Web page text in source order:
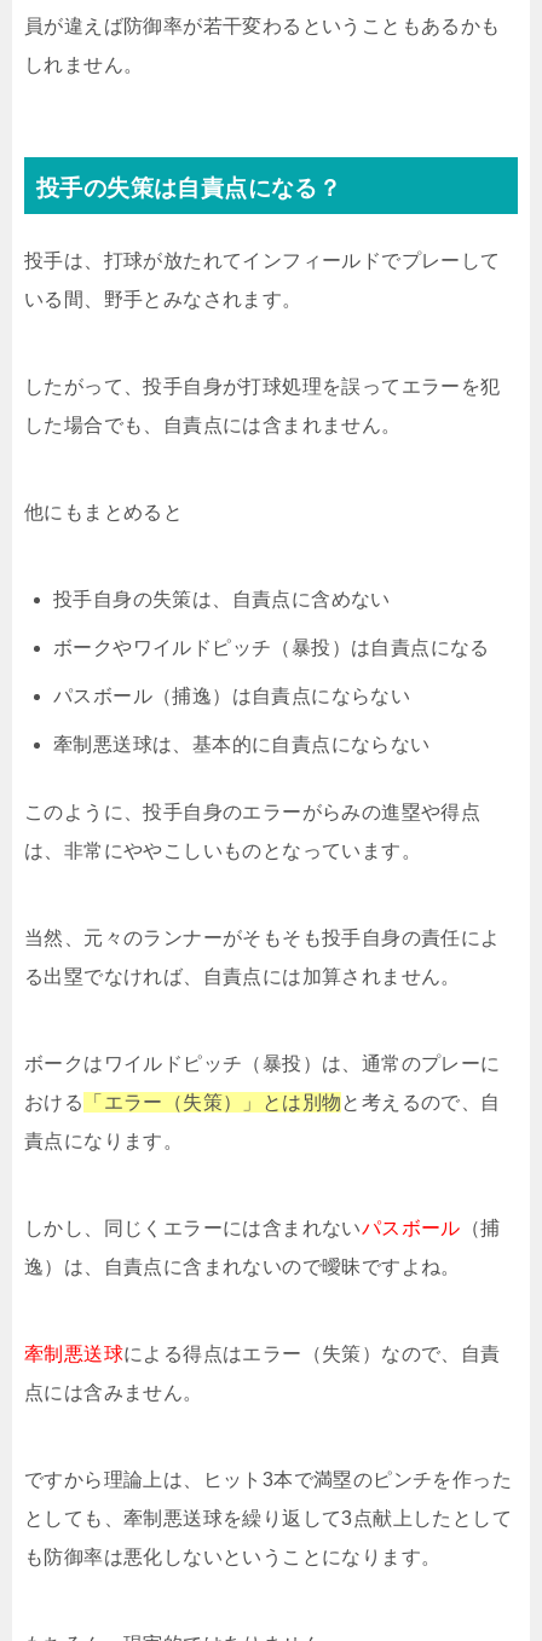
員が違えば防御率が若干変わるということもあるかも
しれません。
投手の失策は自責点になる？
投手は、打球が放たれてインフィールドでプレーして
いる間、野手とみなされます。
したがって、投手自身が打球処理を誤ってエラーを犯
した場合でも、自責点には含まれません。
他にもまとめると
投手自身の失策は、自責点に含めない
ボークやワイルドピッチ（暴投）は自責点になる
パスボール（捕逸）は自責点にならない
牽制悪送球は、基本的に自責点にならない
このように、投手自身のエラーがらみの進塁や得点
は、非常にややこしいものとなっています。
当然、元々のランナーがそもそも投手自身の責任によ
る出塁でなければ、自責点には加算されません。
ボークはワイルドピッチ（暴投）は、通常のプレーに
おける
「エラー（失策）」とは別物と考えるので、自
責点になります。
しかし、同じくエラーには含まれないパスボール （捕
逸）は、自責点に含まれないので曖昧ですよね。
牽制悪送球による得点はエラー（失策）なので、自責
点には含みません。
ですから理論上は、ヒット3本で満塁のピンチを作った
としても、牽制悪送球を繰り返して3点献上したとして
も防御率は悪化しないということになります。